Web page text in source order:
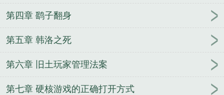
逼我嫁摄政
王，我有孕你哭什么
武道登天
在狗血文里做老师[快穿]
从
第四章 鹞子翻身
第五章 韩洛之死
第六章 旧土玩家管理法案
第七章 硬核游戏的正确打开方式